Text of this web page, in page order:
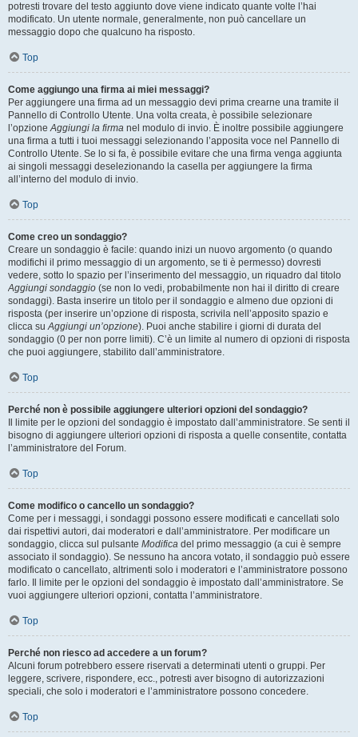
potresti trovare del testo aggiunto dove viene indicato quante volte l’hai
modificato. Un utente normale, generalmente, non può cancellare un
messaggio dopo che qualcuno ha risposto.
Top
Come aggiungo una firma ai miei messaggi?
Per aggiungere una firma ad un messaggio devi prima crearne una tramite il
Pannello di Controllo Utente. Una volta creata, è possibile selezionare
l’opzioneAggiungi la firma nel modulo di invio. È inoltre possibile aggiungere
una firma a tutti i tuoi messaggi selezionando l’apposita voce nel Pannello di
Controllo Utente. Se lo si fa, è possibile evitare che una firma venga aggiunta
ai singoli messaggi deselezionando la casella per aggiungere la firma
all’interno del modulo di invio.
Top
Come creo un sondaggio?
Creare un sondaggio è facile: quando inizi un nuovo argomento (o quando
modifichi il primo messaggio di un argomento, se ti è permesso) dovresti
vedere, sotto lo spazio per l’inserimento del messaggio, un riquadro dal titolo
Aggiungi sondaggio (se non lo vedi, probabilmente non hai il diritto di creare
sondaggi). Basta inserire un titolo per il sondaggio e almeno due opzioni di
risposta (per inserire un’opzione di risposta, scrivila nell’apposito spazio e
clicca suAggiungi un’opzione). Puoi anche stabilire i giorni di durata del
sondaggio (0 per non porre limiti). C’è un limite al numero di opzioni di risposta
che puoi aggiungere, stabilito dall’amministratore.
Top
Perché non è possibile aggiungere ulteriori opzioni del sondaggio?
Il limite per le opzioni del sondaggio è impostato dall’amministratore. Se senti il
bisogno di aggiungere ulteriori opzioni di risposta a quelle consentite, contatta
l’amministratore del Forum.
Top
Come modifico o cancello un sondaggio?
Come per i messaggi, i sondaggi possono essere modificati e cancellati solo
dai rispettivi autori, dai moderatori e dall’amministratore. Per modificare un
sondaggio, clicca sul pulsante Modifica del primo messaggio (a cui è sempre
associato il sondaggio). Se nessuno ha ancora votato, il sondaggio può essere
modificato o cancellato, altrimenti solo i moderatori e l’amministratore possono
farlo. Il limite per le opzioni del sondaggio è impostato dall’amministratore. Se
vuoi aggiungere ulteriori opzioni, contatta l’amministratore.
Top
Perché non riesco ad accedere a un forum?
Alcuni forum potrebbero essere riservati a determinati utenti o gruppi. Per
leggere, scrivere, rispondere, ecc., potresti aver bisogno di autorizzazioni
speciali, che solo i moderatori e l’amministratore possono concedere.
Top